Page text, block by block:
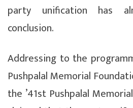
party unification has
conclusion.
Addressing to the
Pushpalal Memorial
the ’41st Pushpalal